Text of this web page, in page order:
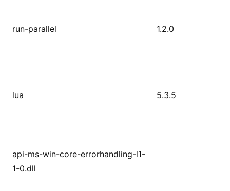
run-parallel 1.2.0
lua 5.3.5
api-ms-win-core-errorhandling-l1-
1-0.dll